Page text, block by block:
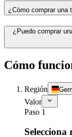
¿Cómo comprar una
¿Puedo comprar
Cómo
Región
Valor
Paso 1